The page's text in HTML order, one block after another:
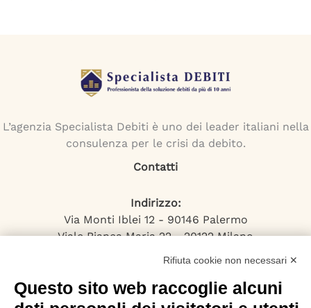
L’agenzia Specialista Debiti è uno dei leader italiani nella
consulenza per le crisi da debito.
Contatti
Indirizzo:
Via Monti Iblei 12 - 90146 Palermo
Viale Bianca Maria 22 - 20122 Milano
Email:
contattaci@specialistadebiti.it
Rifiuta cookie non necessari ✕
Questo sito web raccoglie alcuni